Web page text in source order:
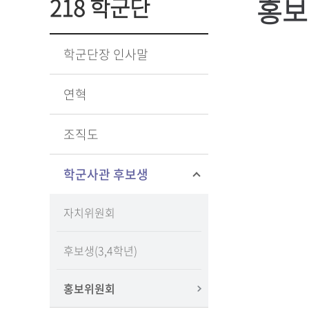
218 학군단
학군단장 인사말
연혁
조직도
학군사관 후보생
자치위원회
후보생(3,4학년)
홍보위원회
홍